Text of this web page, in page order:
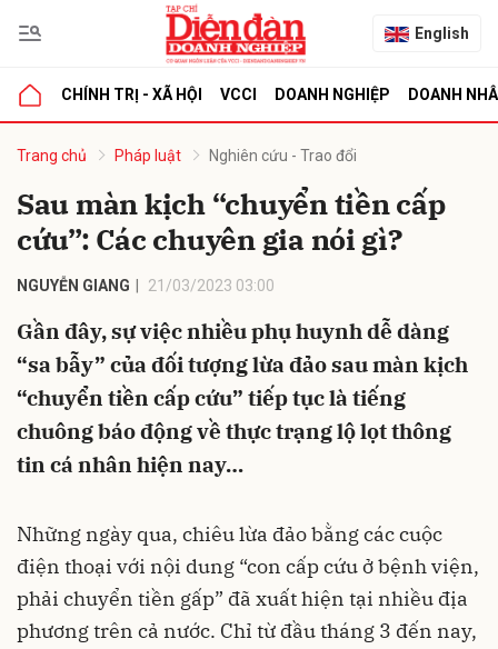
English
CHÍNH TRỊ - XÃ HỘI VCCI DOANH NGHIỆP DOANH
Trang chủ Pháp luật Nghiên cứu - Trao đổi
Sau màn kịch “chuyển tiền cấp
cứu”: Các chuyên gia nói gì?
NGUYỄN GIANG 21/03/2023 03:00
Gần đây, sự việc nhiều phụ huynh dễ dàng
“sa bẫy” của đối tượng lừa đảo sau màn kịch
“chuyển tiền cấp cứu” tiếp tục là tiếng
chuông báo động về thực trạng lộ lọt thông
tin cá nhân hiện nay…
Những ngày qua, chiêu lừa đảo bằng các cuộc
điện thoại với nội dung “con cấp cứu ở bệnh viện,
phải chuyển tiền gấp” đã xuất hiện tại nhiều địa
phương trên cả nước. Chỉ từ đầu tháng 3 đến nay,
luận
Hủy